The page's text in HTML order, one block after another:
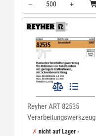
–
+
Menge: 500
Reyher ART 82535
Verarbeitungswerkzeug
EVO7 VE=S
nicht auf Lager -